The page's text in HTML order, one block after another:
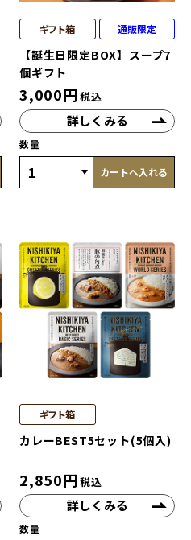
ギフト箱 通販限定
【誕生日限定BOX】スープ7
個ギフト
3,000円税込
詳しくみる
数量
カートへ入れる
ギフト箱
カレーBEST5セット(5個入)
2,850円税込
詳しくみる
数量